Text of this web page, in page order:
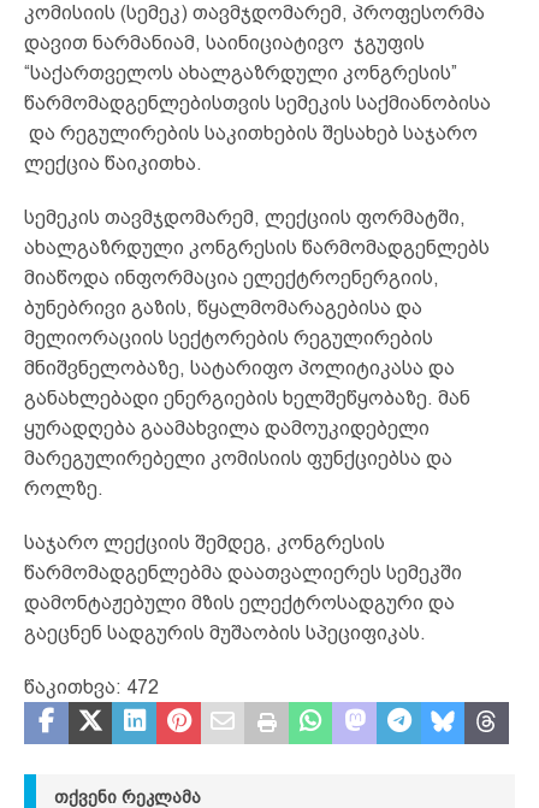
კომისიის (სემეკ) თავმჯდომარემ, პროფესორმა
დავით ნარმანიამ, საინიციატივო ჯგუფის
“საქართველოს ახალგაზრდული კონგრესის”
წარმომადგენლებისთვის სემეკის საქმიანობისა
და რეგულირების საკითხების შესახებ საჯარო
ლექცია წაიკითხა.
სემეკის თავმჯდომარემ, ლექციის ფორმატში,
ახალგაზრდული კონგრესის წარმომადგენლებს
მიაწოდა ინფორმაცია ელექტროენერგიის,
ბუნებრივი გაზის, წყალმომარაგებისა და
მელიორაციის სექტორების რეგულირების
მნიშვნელობაზე, სატარიფო პოლიტიკასა და
განახლებადი ენერგიების ხელშეწყობაზე. მან
ყურადღება გაამახვილა დამოუკიდებელი
მარეგულირებელი კომისიის ფუნქციებსა და
როლზე.
საჯარო ლექციის შემდეგ, კონგრესის
წარმომადგენლებმა დაათვალიერეს სემეკში
დამონტაჟებული მზის ელექტროსადგური და
გაეცნენ სადგურის მუშაობის სპეციფიკას.
წაკითხვა: 472
ᲗᲥᲕᲔᲜᲘ ᲠᲔᲙᲚᲐᲛᲐ